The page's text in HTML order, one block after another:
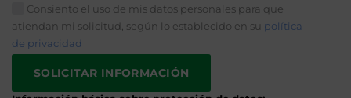
Consiento el uso de mis datos personales para que
atiendan mi solicitud, según lo establecido en su política
de privacidad